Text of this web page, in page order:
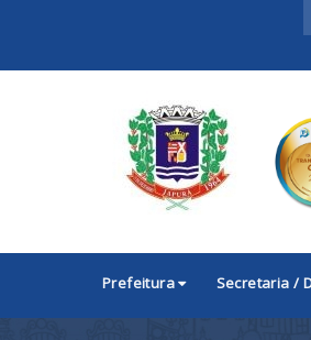
Prefeitura Secretaria /